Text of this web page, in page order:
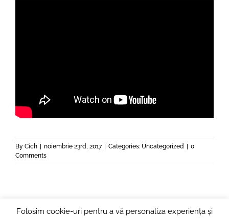
By Cich noiembrie 23rd, 2017 Categories: Uncategorized
0
Comments
Folosim cookie-uri pentru a vă personaliza experiența și